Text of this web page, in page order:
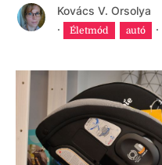
Kovács V. Orsolya
·
Életmód autó ·